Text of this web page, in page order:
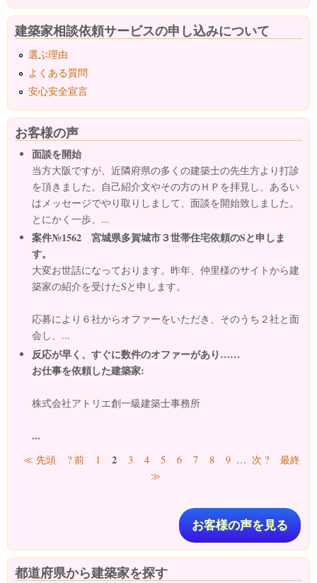
建築家相談依頼サービスの申し込みについて
選ぶ理由
よくある質問
安心安全宣言
お客様の声
面談を開始
当方大阪ですが、近隣府県の多くの建築士の先生方より打診
を頂きました。自己紹介文やその方のＨＰを拝見し、あるい
はメッセージでやり取りしまして、面談を開始致しました。
とにかく一歩、...
案件№1562 宮城県多賀城市３世帯住宅依頼のSと申しま
す。
大変お世話になっております。昨年、仲里様のサイトから建
築家の紹介を受けたSと申します。
応募により６社からオファーをいただき、そのうち２社と面
会し、...
反応が早く、すぐに数件のオファーがあり……
お仕事を依頼した建築家:
株式会社アトリエ創一級建築士事務所
...
ページ
≪ 先頭 ? 前 1 2 3 4 5 6 7 8 9 … 次 ?
最終
≫
お客様の声を見る
都道府県から建築家を探す